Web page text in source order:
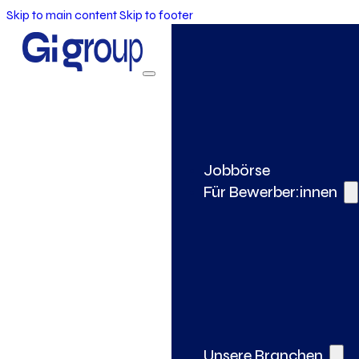
Skip to main contentSkip to footer
Jobbörse
Für Bewerber:innen